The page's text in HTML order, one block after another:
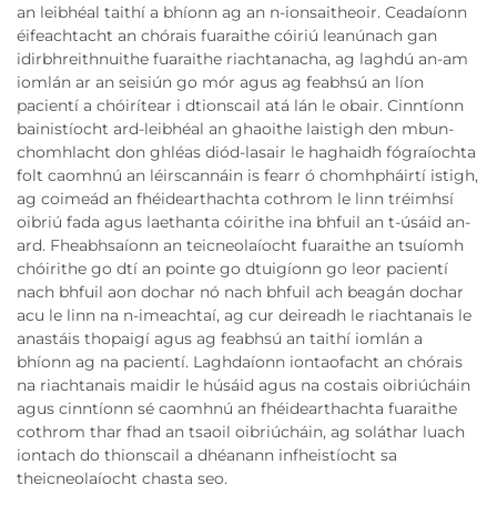
an leibhéal taithí a bhíonn ag an n-ionsaitheoir. Ceadaíonn
éifeachtacht an chórais fuaraithe cóiriú leanúnach gan
idirbhreithnuithe fuaraithe riachtanacha, ag laghdú an-am
iomlán ar an seisiún go mór agus ag feabhsú an líon
pacientí a chóirítear i dtionscail atá lán le obair. Cinntíonn
bainistíocht ard-leibhéal an ghaoithe laistigh den mbun-
chomhlacht don ghléas diód-lasair le haghaidh fógraíochta
folt caomhnú an léirscannáin is fearr ó chomhpháirtí istigh,
ag coimeád an fhéidearthachta cothrom le linn tréimhsí
oibriú fada agus laethanta cóirithe ina bhfuil an t-úsáid an-
ard. Fheabhsaíonn an teicneolaíocht fuaraithe an tsuíomh
chóirithe go dtí an pointe go dtuigíonn go leor pacientí
nach bhfuil aon dochar nó nach bhfuil ach beagán dochar
acu le linn na n-imeachtaí, ag cur deireadh le riachtanais le
anastáis thopaigí agus ag feabhsú an taithí iomlán a
bhíonn ag na pacientí. Laghdaíonn iontaofacht an chórais
na riachtanais maidir le húsáid agus na costais oibriúcháin
agus cinntíonn sé caomhnú an fhéidearthachta fuaraithe
cothrom thar fhad an tsaoil oibriúcháin, ag soláthar luach
iontach do thionscail a dhéanann infheistíocht sa
theicneolaíocht chasta seo.